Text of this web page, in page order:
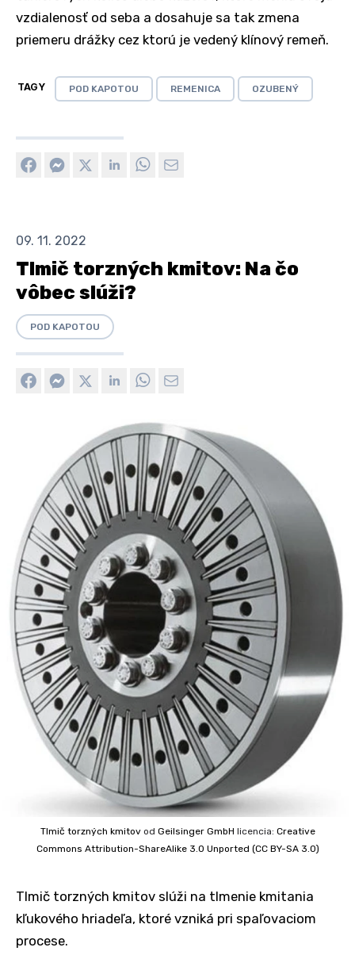
vzdialenosť od seba a dosahuje sa tak zmena
priemeru drážky cez ktorú je vedený klínový remeň.
TAGY POD KAPOTOU REMENICA OZUBENÝ
09. 11. 2022
Tlmič torzných kmitov: Na čo
vôbec slúži?
POD KAPOTOU
Tlmič torzných kmitov od Geilsinger GmbH licencia: Creative
Commons Attribution-ShareAlike 3.0 Unported (CC BY-SA 3.0)
Tlmič torzných kmitov slúži na tlmenie kmitania
kľukového hriadeľa, ktoré vzniká pri spaľovaciom
procese.